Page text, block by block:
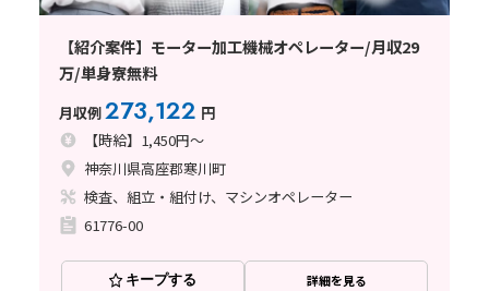
【紹介案件】モーター加工機械オペレーター/月収29
万/単身寮無料
月収例273,122 円
【時給】1,450円～
神奈川県高座郡寒川町
検査、組立・組付け、マシンオペレーター
61776-00
キープする 詳細を見る